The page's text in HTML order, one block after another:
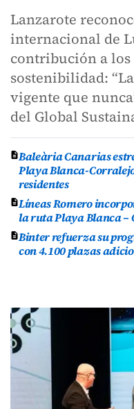
Lanzarote
internacional de
contribución a los
sostenibilidad:
vigente que
del Global
Baleària Canarias
Playa Blanca-
residentes
Líneas Romero
la ruta Playa Blanca –
Binter refuerza su
con 4.100 plazas